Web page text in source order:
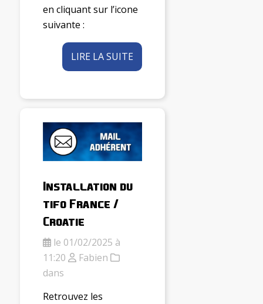
en cliquant sur l’icone
suivante :
LIRE LA SUITE
Installation du
tifo France /
Croatie
le 01/02/2025 à
11:20
Fabien
dans
Retrouvez les